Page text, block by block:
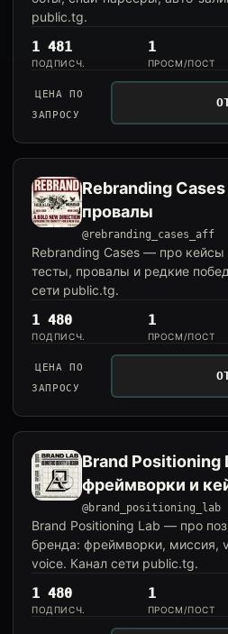
public.tg.
1 481
ПОДПИСЧ.
1
ПРОСМ/ПОСТ
ЦЕНА ПО
ЗАПРОСУ
Rebranding
провалы
@rebranding_cases_aff
Rebranding Cases — про кейсы
тесты, провалы и редкие
сети public.tg.
1 480
ПОДПИСЧ.
1
ПРОСМ/ПОСТ
ЦЕНА ПО
ЗАПРОСУ
Brand Positioning
фреймворки и
@brand_positioning_lab
Brand Positioning Lab — про
бренда: фреймворки, миссия,
voice. Канал сети public.tg.
1 480
ПОДПИСЧ.
1
ПРОСМ/ПОСТ